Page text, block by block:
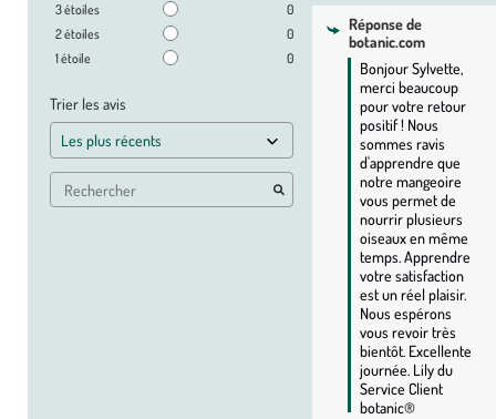
3étoiles
0
2étoiles
0
1étoile 0
Trier les avis
Réponse de
botanic.com
Bonjour Sylvette,
merci beaucoup
pour votre retour
positif ! Nous
sommes ravis
d'apprendre que
notre mangeoire
vous permet de
nourrir plusieurs
oiseaux en même
temps. Apprendre
votre satisfaction
est un réel plaisir.
Nous espérons
vous revoir très
bientôt. Excellente
journée. Lily du
Service Client
botanic®